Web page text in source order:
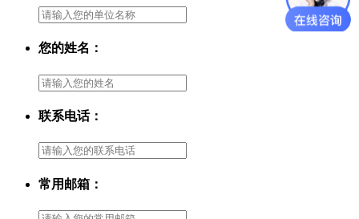
您的姓名：
联系电话：
常用邮箱：